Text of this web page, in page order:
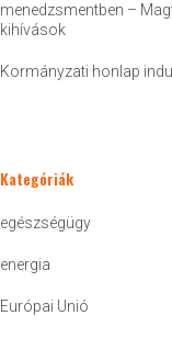
menedzsmentben –
kihívások
Kormányzati honlap
Kategóriák
egészségügy
energia
Európai Unió